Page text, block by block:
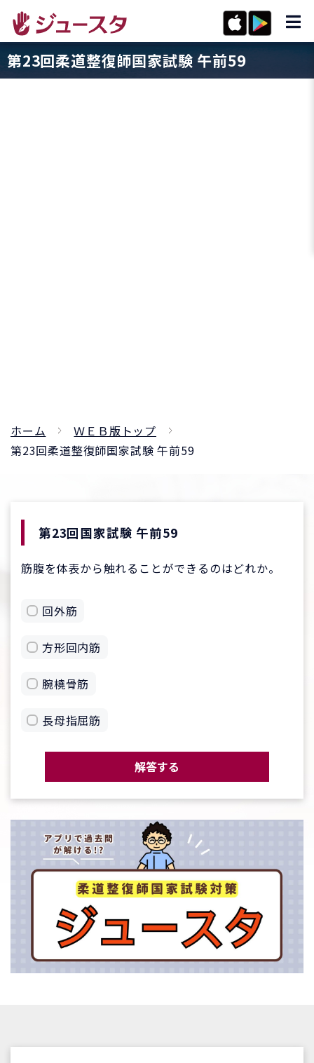
第23回柔道整復師国家試験 午前59
ホーム
ＷＥＢ版トップ
第23回柔道整復師国家試験 午前59
第23回国家試験 午前59
筋腹を体表から触れることができるのはどれか。
回外筋
方形回内筋
腕橈骨筋
長母指屈筋
解答する